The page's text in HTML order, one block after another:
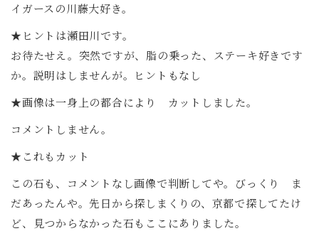
イガースの川藤大好き。
★ヒントは瀬田川です。
お待たせえ。突然ですが、脂の乗った、ステーキ好きです
か。説明はしませんが。ヒントもなし
★画像は一身上の都合により カットしました。
コメントしません。
★これもカット
この石も、コメントなし画像で判断してや。びっくり ま
だあったんや。先日から探しまくりの、京都で探してたけ
ど、見つからなかった石もここにありました。